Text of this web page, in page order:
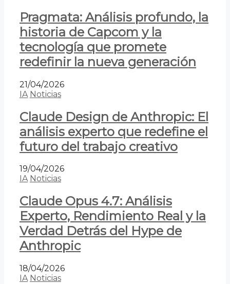
Pragmata: Análisis profundo, la
historia de Capcom y la
tecnología que promete
redefinir la nueva generación
21/04/2026
IA Noticias
Claude Design de Anthropic: El
análisis experto que redefine el
futuro del trabajo creativo
19/04/2026
IA Noticias
Claude Opus 4.7: Análisis
Experto, Rendimiento Real y la
Verdad Detrás del Hype de
Anthropic
18/04/2026
IA Noticias